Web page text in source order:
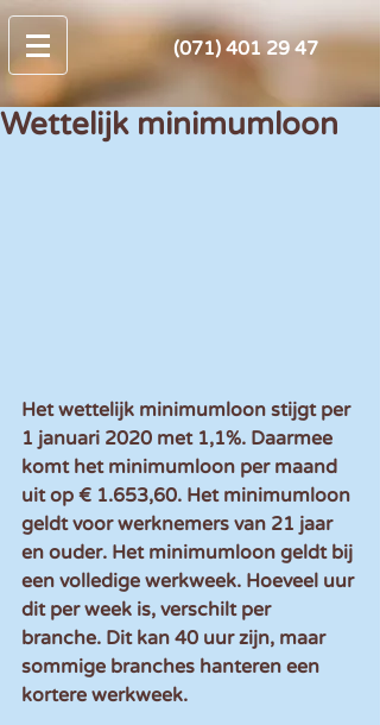
(071) 401 29 47
Wettelijk minimumloon
Het wettelijk minimumloon stijgt per
1 januari 2020 met 1,1%. Daarmee
komt het minimumloon per maand
uit op € 1.653,60. Het minimumloon
geldt voor werknemers van 21 jaar
en ouder. Het minimumloon geldt bij
een volledige werkweek. Hoeveel uur
dit per week is, verschilt per
branche. Dit kan 40 uur zijn, maar
sommige branches hanteren een
kortere werkweek.